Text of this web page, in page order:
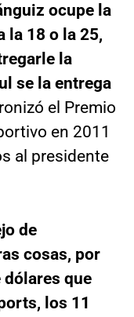
ocupe la
la 18 o la 25,
la
se la entrega
el Premio
en 2011
al presidente
de
cosas, por
que
los 11